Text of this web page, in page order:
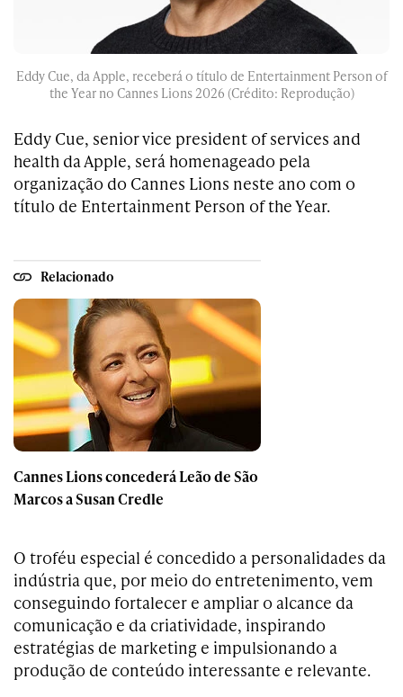
Eddy Cue, da Apple, receberá o título de Entertainment Person of
the Year no Cannes Lions 2026 (Crédito: Reprodução)
Eddy Cue, senior vice president of services and
health da Apple, será homenageado pela
organização do Cannes Lions neste ano com o
título de Entertainment Person of the Year.
Relacionado
Cannes Lions concederá Leão de São
Marcos a Susan Credle
O troféu especial é concedido a personalidades da
indústria que, por meio do entretenimento, vem
conseguindo fortalecer e ampliar o alcance da
comunicação e da criatividade, inspirando
estratégias de marketing e impulsionando a
produção de conteúdo interessante e relevante.